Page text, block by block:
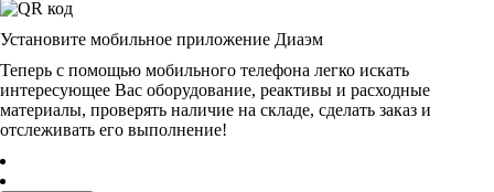
Установите мобильное приложение Диаэм
Теперь с помощью мобильного телефона легко искать
интересующее Вас оборудование, реактивы и расходные
материалы, проверять наличие на складе, сделать заказ и
отслеживать его выполнение!